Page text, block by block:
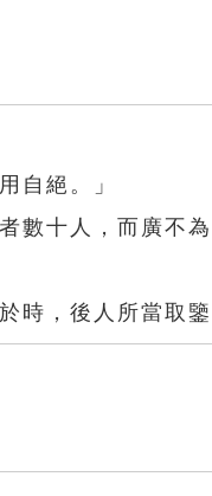
自絕。」
數十人，而廣不
時，後人所當取